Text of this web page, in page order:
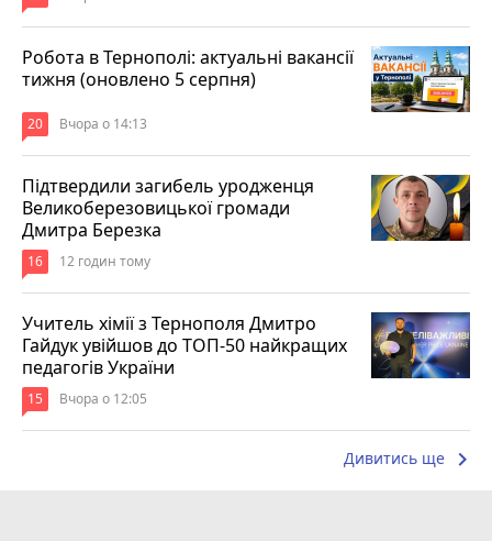
Робота в Тернополі: актуальні вакансії
тижня (оновлено 5 серпня)
20 Вчора о 14:13
Підтвердили загибель уродженця
Великоберезовицької громади
Дмитра Березка
16 12 годин тому
Учитель хімії з Тернополя Дмитро
Гайдук увійшов до ТОП-50 найкращих
педагогів України
15 Вчора о 12:05
Дивитись ще keyboard_arrow_right